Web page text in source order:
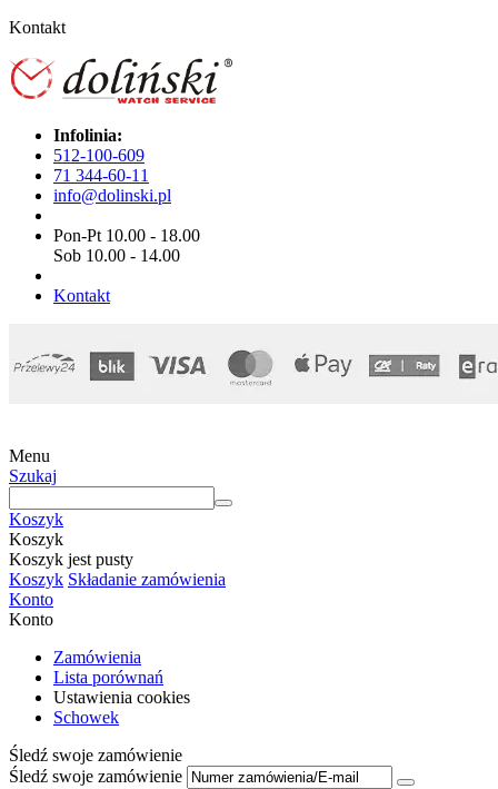
Kontakt
Infolinia:
512-100-609
71 344-60-11
info@dolinski.pl
Pon-Pt 10.00 - 18.00
Sob 10.00 - 14.00
Kontakt
Menu
Szukaj
Koszyk
Koszyk
Koszyk jest pusty
Koszyk Składanie zamówienia
Konto
Konto
Zamówienia
Lista porównań
Ustawienia cookies
Schowek
Śledź swoje zamówienie
Śledź swoje zamówienie